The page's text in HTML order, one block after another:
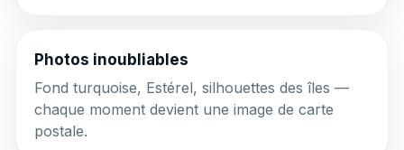
Photos inoubliables
Fond turquoise, Estérel, silhouettes des îles —
chaque moment devient une image de carte
postale.